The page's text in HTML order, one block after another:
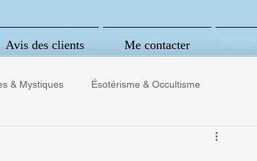
Avis des clients Me contacter
& Mystiques Ésotérisme & Occultisme
liv